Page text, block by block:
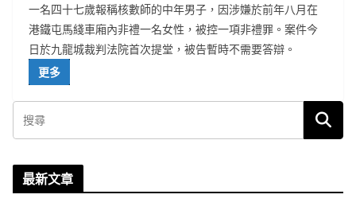
一名四十七歲報稱核數師的中年男子，因涉嫌於前年八月在
港鐵屯馬綫車廂內非禮一名女性，被控一項非禮罪。案件今
日於九龍城裁判法院首次提堂，被告暫時不需要答辯。
更多
最新文章